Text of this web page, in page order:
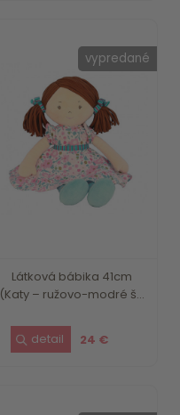
Látková bábika 41cm
(Katy – ružovo-modré š...
24 €
vypredané